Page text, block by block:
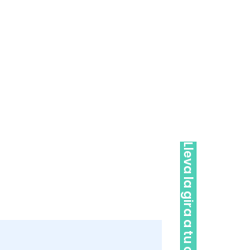
Lleva la gira a tu ciudad